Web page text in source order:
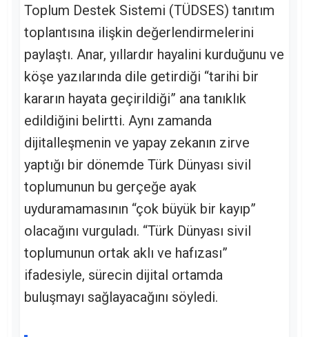
Toplum Destek Sistemi (TÜDSES) tanıtım
toplantısına ilişkin değerlendirmelerini
paylaştı. Anar, yıllardır hayalini kurduğunu ve
köşe yazılarında dile getirdiği “tarihi bir
kararın hayata geçirildiği” ana tanıklık
edildiğini belirtti. Aynı zamanda
dijitalleşmenin ve yapay zekanın zirve
yaptığı bir dönemde Türk Dünyası sivil
toplumunun bu gerçeğe ayak
uyduramamasının “çok büyük bir kayıp”
olacağını vurguladı. “Türk Dünyası sivil
toplumunun ortak aklı ve hafızası”
ifadesiyle, sürecin dijital ortamda
buluşmayı sağlayacağını söyledi.